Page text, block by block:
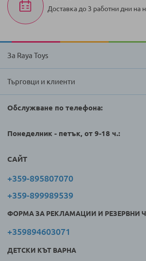
Доставка до 3 работни дни на
За Raya Toys
Търговци и клиенти
Обслужване по телефона:
Понеделник - петък, от 9-18 ч.:
САЙТ
+359-895807070
+359-899989539
ФОРМА ЗА РЕКЛАМАЦИИ И РЕЗЕРВНИ
+359894603071
ДЕТСКИ КЪТ ВАРНА